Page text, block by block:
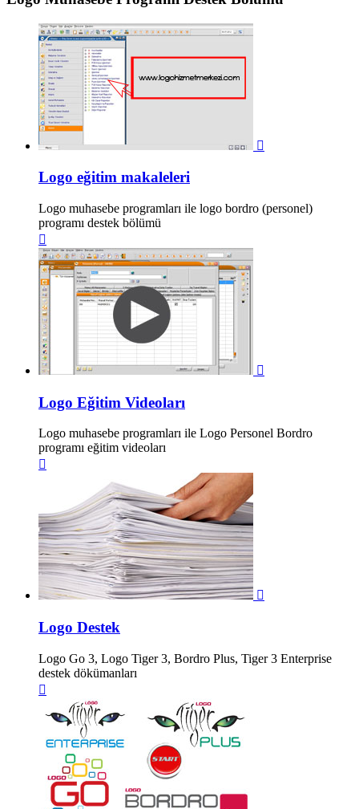

Logo eğitim makaleleri
Logo muhasebe programları ile logo bordro (personel)
programı destek bölümü


Logo Eğitim Videoları
Logo muhasebe programları ile Logo Personel Bordro
programı eğitim videoları


Logo Destek
Logo Go 3, Logo Tiger 3, Bordro Plus, Tiger 3 Enterprise
destek dökümanları
